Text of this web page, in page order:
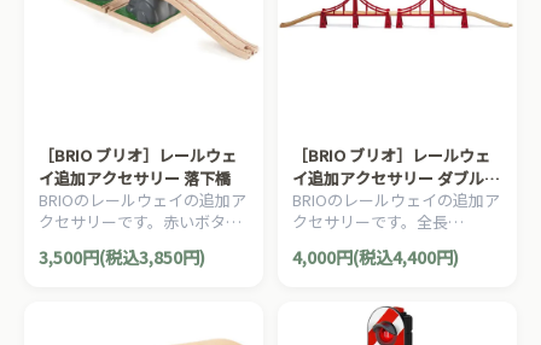
［BRIO ブリオ］レールウェ
イ追加アクセサリー 落下橋
BRIOのレールウェイの追加ア
クセサリーです。赤いボタン
す。早く組立てないと列車が
3,500円(税込3,850円)
［BRIO ブリオ］レールウェ
イ追加アクセサリー ダブルサ
スペンション橋
BRIOのレールウェイの追加ア
クセサリーです。全長
ピース。
4,000円(税込4,400円)